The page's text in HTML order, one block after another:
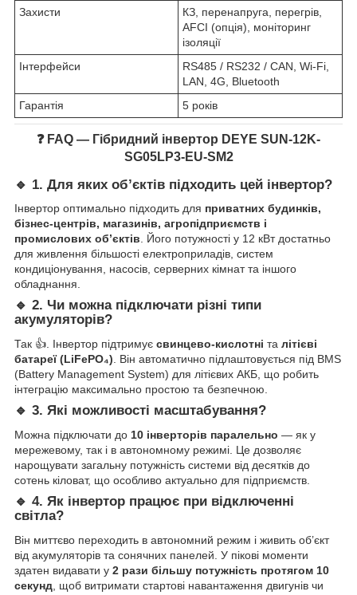
Захисти
КЗ, перенапруга, перегрів,
AFCI (опція), моніторинг
ізоляції
Інтерфейси
RS485 / RS232 / CAN, Wi-Fi,
LAN, 4G, Bluetooth
Гарантія
5 років
❓ FAQ — Гібридний інвертор DEYE SUN-12K-
SG05LP3-EU-SM2
🔹 1. Для яких об’єктів підходить цей інвертор?
Інвертор оптимально підходить для приватних будинків,
бізнес-центрів, магазинів, агропідприємств і
промислових об’єктів. Його потужності у 12 кВт достатньо
для живлення більшості електроприладів, систем
кондиціонування, насосів, серверних кімнат та іншого
обладнання.
🔹 2. Чи можна підключати різні типи
акумуляторів?
Так 👍. Інвертор підтримує свинцево-кислотні та літієві
батареї (LiFePO₄) . Він автоматично підлаштовується під BMS
(Battery Management System) для літієвих АКБ, що робить
інтеграцію максимально простою та безпечною.
🔹 3. Які можливості масштабування?
Можна підключати до 10 інверторів паралельно — як у
мережевому, так і в автономному режимі. Це дозволяє
нарощувати загальну потужність системи від десятків до
сотень кіловат, що особливо актуально для підприємств.
🔹 4. Як інвертор працює при відключенні
світла?
Він миттєво переходить в автономний режим і живить об’єкт
від акумуляторів та сонячних панелей. У пікові моменти
здатен видавати у 2 рази більшу потужність протягом 10
секунд , щоб витримати стартові навантаження двигунів чи